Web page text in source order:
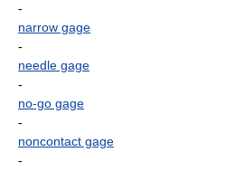
-
narrow gage
-
needle gage
-
no-go gage
-
noncontact gage
-